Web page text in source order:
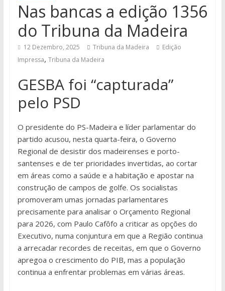
Nas bancas a edição 1356
do Tribuna da Madeira
12 Dezembro, 2025 Tribuna da Madeira
Edição
Impressa, Tribuna da Madeira
GESBA foi “capturada”
pelo PSD
O presidente do PS-Madeira e líder parlamentar do
partido acusou, nesta quarta-feira, o Governo
Regional de desistir dos madeirenses e porto-
santenses e de ter prioridades invertidas, ao cortar
em áreas como a saúde e a habitação e apostar na
construção de campos de golfe. Os socialistas
promoveram umas jornadas parlamentares
precisamente para analisar o Orçamento Regional
para 2026, com Paulo Cafôfo a criticar as opções do
Executivo, numa conjuntura em que a Região continua
a arrecadar recordes de receitas, em que o Governo
apregoa o crescimento do PIB, mas a população
continua a enfrentar problemas em várias áreas.